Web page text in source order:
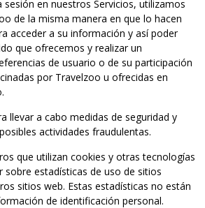
sesión en nuestros Servicios, utilizamos
de la misma manera en que lo hacen
acceder a su información y así poder
que ofrecemos y realizar un
de usuario o de su participación
por Travelzoo u ofrecidas en
llevar a cabo medidas de seguridad y
actividades fraudulentas.
que utilizan cookies y otras tecnologías
sobre estadísticas de uso de sitios
sitios web. Estas estadísticas no están
de identificación personal.